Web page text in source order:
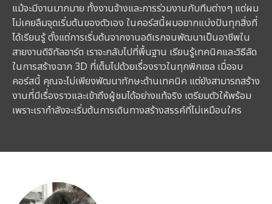
แม้จะมีงานมากมาย ทั้งงานจ้างและการร่วมงานกับทีมต่างๆ แต่ผม
ไม่เคยลืมจุดเริ่มต้นของตัวเอง ในคอร์สนี้ผมอยากแบ่งปันทุกสิ่งที่
ได้เรียนรู้ ตั้งแต่การเริ่มต้นจากงานอดิเรกจนพัฒนาเป็นอาชีพใน
สายงานดิจิทัลอาร์ต เราจะกลับไปที่พื้นฐาน เรียนรู้เทคนิคและวิธีลัด
ในการสร้างฉาก 3D ที่เต็มไปด้วยเรื่องราวในทุกพิกเซล เมื่อจบ
คอร์สนี้ คุณจะไม่เพียงพัฒนาทักษะด้านเทคนิค แต่ยังสามารถสร้าง
งานที่มีเรื่องราวและเข้าถึงผู้ชมได้อย่างแท้จริง เตรียมตัวให้พร้อม
เพราะเรากำลังจะเริ่มต้นการเดินทางสร้างสรรค์ที่ไม่เหมือนใคร